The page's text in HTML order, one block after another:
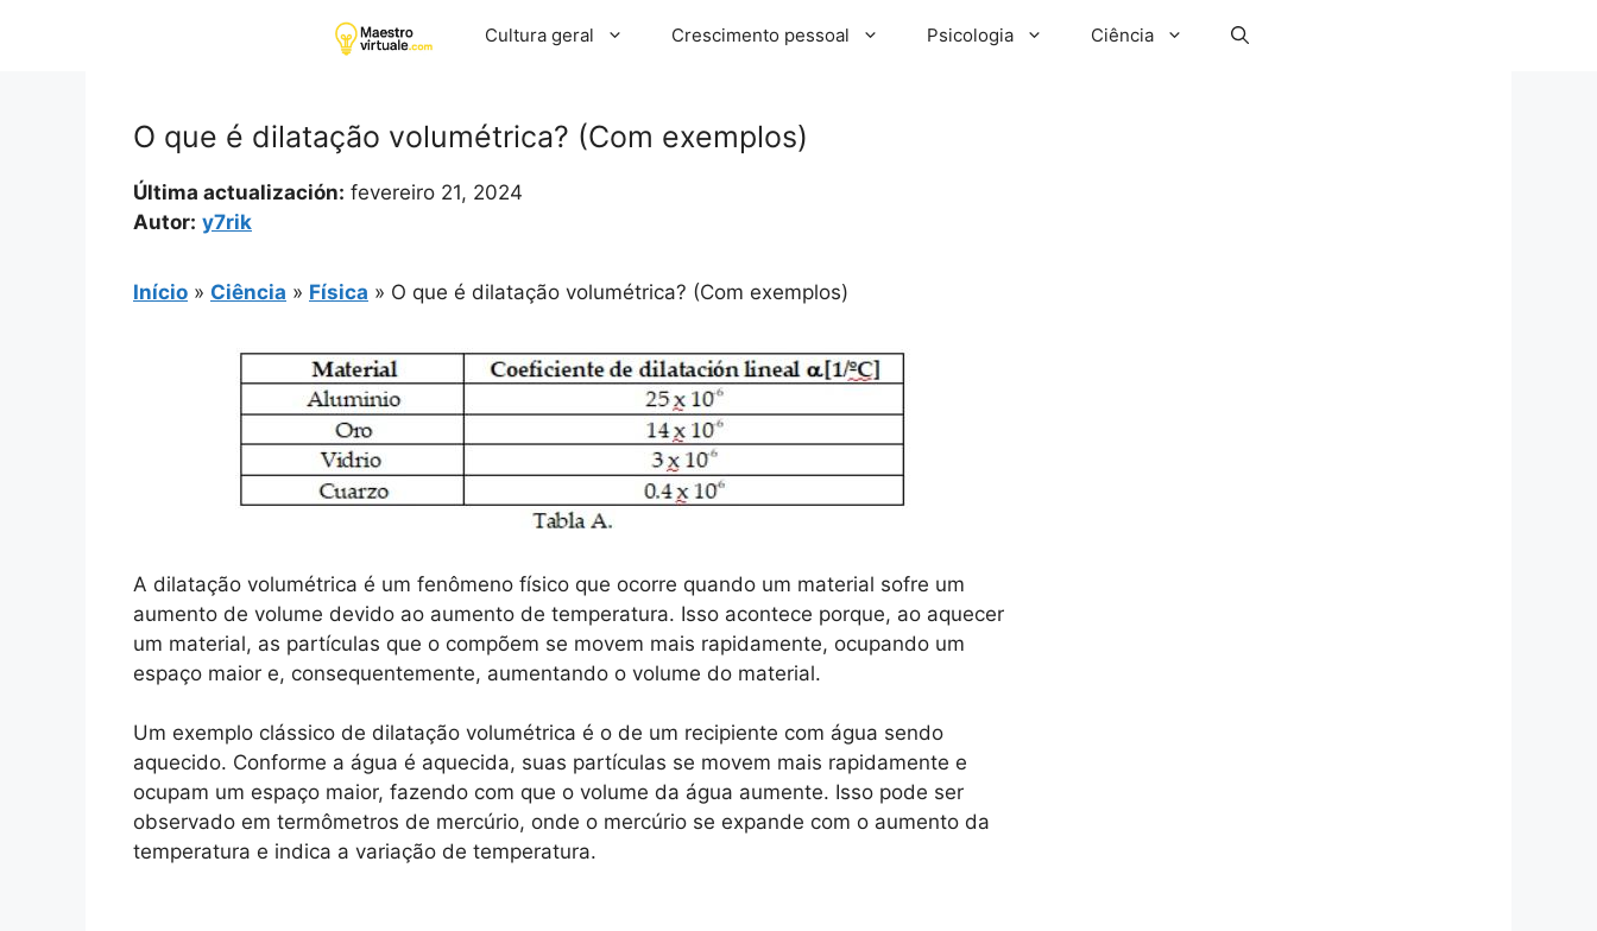
Cultura geral Crescimento pessoal Psicologia Ciência
O que é dilatação volumétrica? (Com exemplos)
Última actualización: fevereiro 21, 2024
Autor: y7rik
Início » Ciência » Física » O que é dilatação volumétrica? (Com exemplos)
A dilatação volumétrica é um fenômeno físico que ocorre quando um material sofre um
aumento de volume devido ao aumento de temperatura. Isso acontece porque, ao aquecer
um material, as partículas que o compõem se movem mais rapidamente, ocupando um
espaço maior e, consequentemente, aumentando o volume do material.
Um exemplo clássico de dilatação volumétrica é o de um recipiente com água sendo
aquecido. Conforme a água é aquecida, suas partículas se movem mais rapidamente e
ocupam um espaço maior, fazendo com que o volume da água aumente. Isso pode ser
observado em termômetros de mercúrio, onde o mercúrio se expande com o aumento da
temperatura e indica a variação de temperatura.